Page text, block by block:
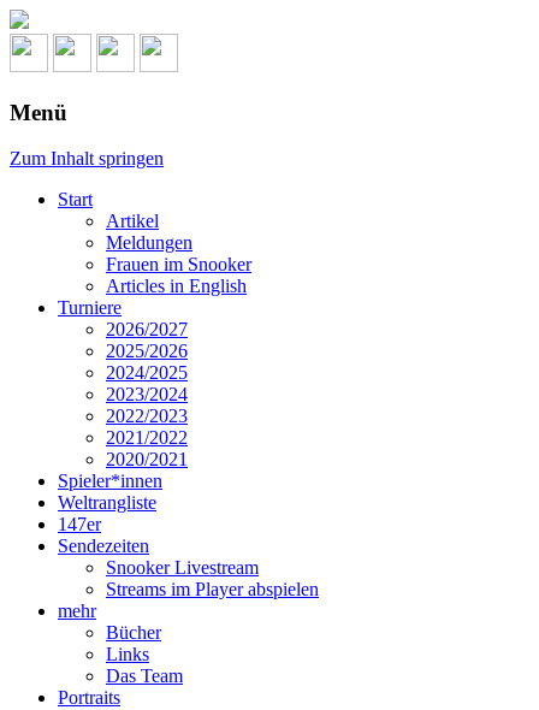
Menü
Zum Inhalt springen
Start
Artikel
Meldungen
Frauen im Snooker
Articles in English
Turniere
2026/2027
2025/2026
2024/2025
2023/2024
2022/2023
2021/2022
2020/2021
Spieler*innen
Weltrangliste
147er
Sendezeiten
Snooker Livestream
Streams im Player abspielen
mehr
Bücher
Links
Das Team
Portraits